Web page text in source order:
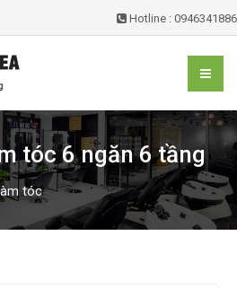
Hotline : 0946341886
tóc 6 ngăn 6 tầng
tóc